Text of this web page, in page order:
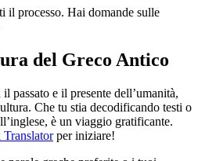
il processo. Hai domande sulle
del Greco Antico
passato e il presente dell’umanità,
Che tu stia decodificando testi o
è un viaggio gratificante.
per iniziare!